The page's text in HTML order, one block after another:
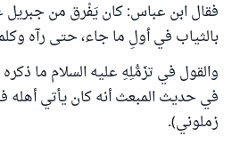
فقال ابن عباس: كان يَفْرق من جبريل
بالثياب في أولِ ما جاء، حتى رآه
والقول في تزَمُّلِهِ عليه السلام ما
في حديث المبعث أنه كان يأتي أهله
زملوني).